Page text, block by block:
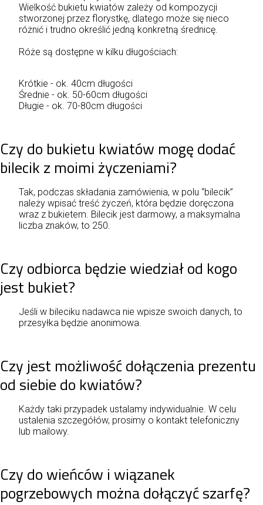
Wielkość bukietu kwiatów zależy od kompozycji
stworzonej przez florystkę, dlatego może się nieco
różnić i trudno określić jedną konkretną średnicę.
Róże są dostępne w kilku długościach:
Krótkie - ok. 40cm długości
Średnie - ok. 50-60cm długości
Długie - ok. 70-80cm długości
Czy do bukietu kwiatów mogę dodać
bilecik z moimi życzeniami?
Tak, podczas składania zamówienia, w polu “bilecik”
należy wpisać treść życzeń, która będzie doręczona
wraz z bukietem. Bilecik jest darmowy, a maksymalna
liczba znaków, to 250.
Czy odbiorca będzie wiedział od kogo
jest bukiet?
Jeśli w bileciku nadawca nie wpisze swoich danych, to
przesyłka będzie anonimowa.
Czy jest możliwość dołączenia prezentu
od siebie do kwiatów?
Każdy taki przypadek ustalamy indywidualnie. W celu
ustalenia szczegółów, prosimy o kontakt telefoniczny
lub mailowy.
Czy do wieńców i wiązanek
pogrzebowych można dołączyć szarfę?